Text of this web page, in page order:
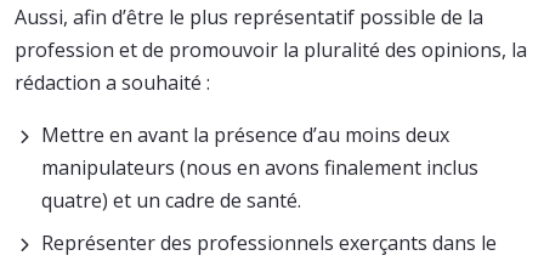
Aussi, afin d’être le plus représentatif possible de la
profession et de promouvoir la pluralité des opinions, la
rédaction a souhaité :
Mettre en avant la présence d’au moins deux
manipulateurs (nous en avons finalement inclus
quatre) et un cadre de santé.
Représenter des professionnels exerçants dans le